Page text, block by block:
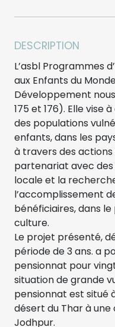
DESCRIPTION
L’asbl Programmes
aux Enfants du
Développement
175 et 176). Elle vise
des populations
enfants, dans les
à travers des
partenariat avec
locale et la
l’accomplissement
bénéficiaires, dans
culture.
Le projet présenté,
période de 3 ans. a
pensionnat pour
situation de grande
pensionnat est situé
désert du Thar à
Jodhpur.